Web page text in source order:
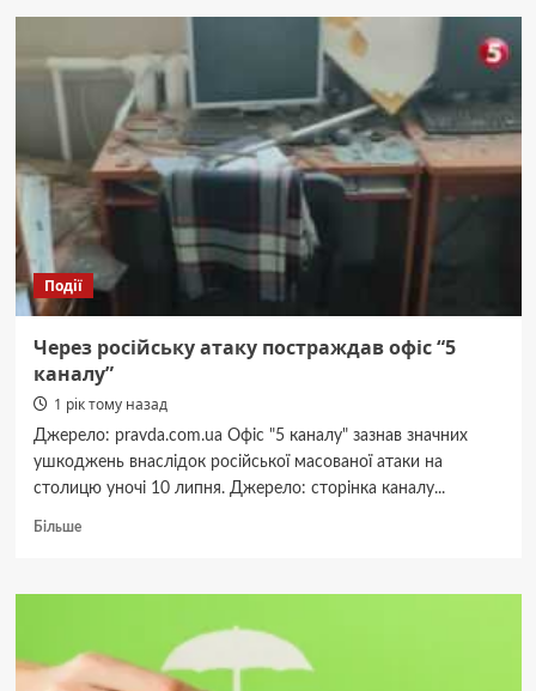
побив
чоловіка
зауваження:
поліція
Київщини
почала
розслідування
Події
Через російську атаку постраждав офіс “5
каналу”
1 рік тому назад
Джерело: pravda.com.ua Офіс "5 каналу" зазнав значних
ушкоджень внаслідок російської масованої атаки на
столицю уночі 10 липня. Джерело: сторінка каналу...
БільшеДокладніше
російську
офіс
“5